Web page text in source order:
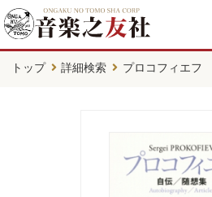
トップ 詳細検索 プロコフィエフ